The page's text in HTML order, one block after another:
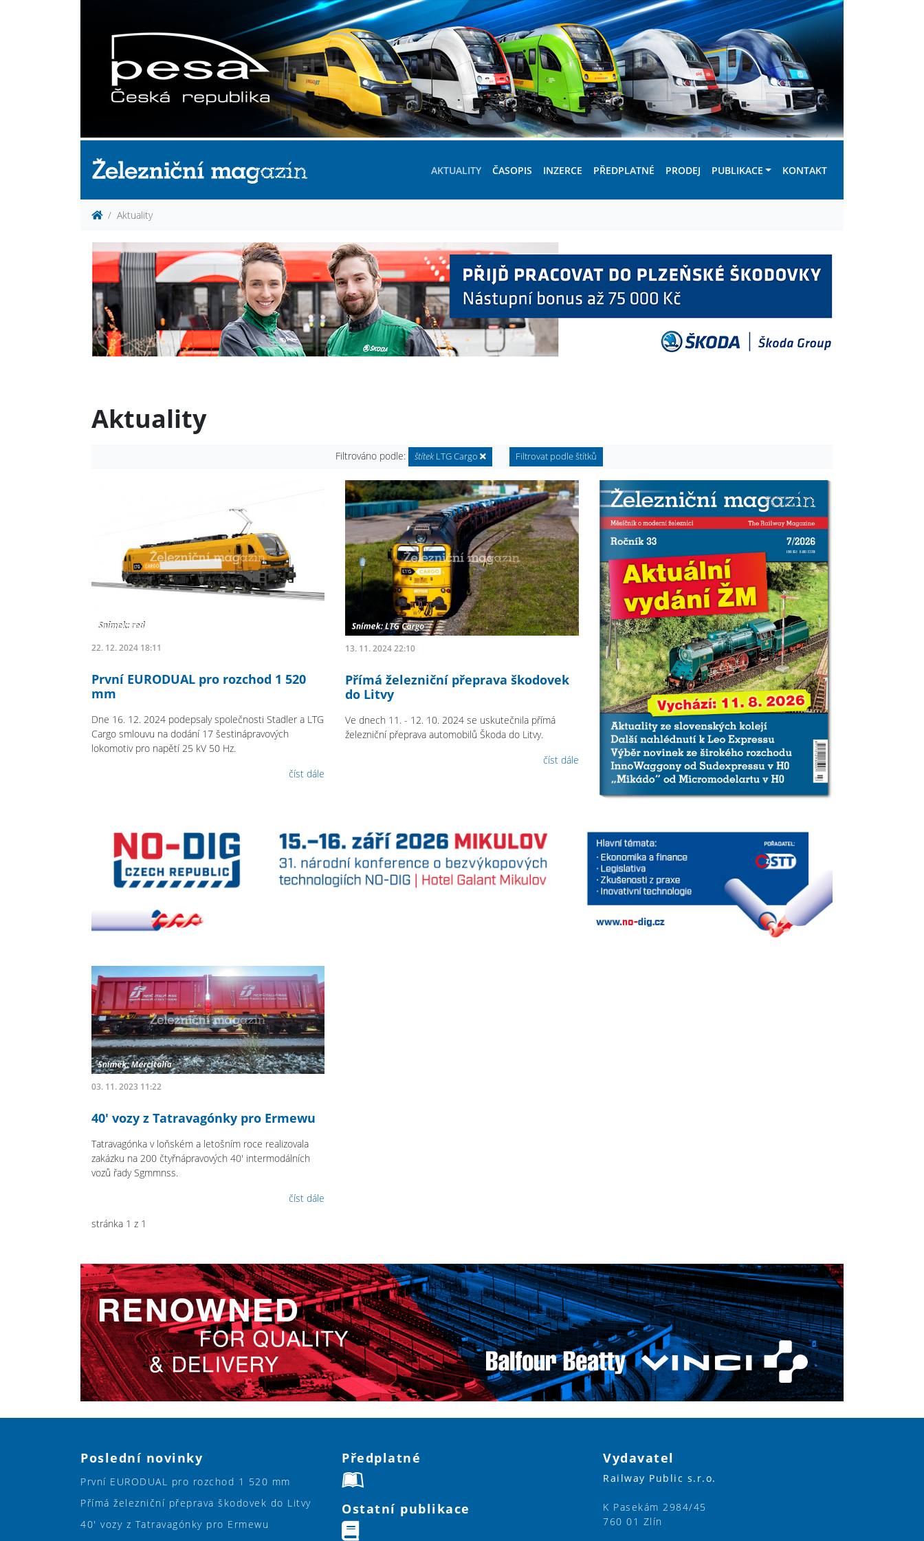
AKTUALITY ČASOPIS INZERCE PŘEDPLATNÉ PRODEJ PUBLIKACE KONTAKT
Aktuality
Aktuality
Filtrováno podle: štítek LTG Cargo Filtrovat podle štítků
22. 12. 2024 18:11
První EURODUAL pro rozchod 1 520
mm
Dne 16. 12. 2024 podepsaly společnosti Stadler a LTG
Cargo smlouvu na dodání 17 šestinápravových
lokomotiv pro napětí 25 kV 50 Hz.
číst dále
13. 11. 2024 22:10
Přímá železniční přeprava škodovek
do Litvy
Ve dnech 11. - 12. 10. 2024 se uskutečnila přímá
železniční přeprava automobilů Škoda do Litvy.
číst dále
03. 11. 2023 11:22
40' vozy z Tatravagónky pro Ermewu
Tatravagónka v loňském a letošním roce realizovala
zakázku na 200 čtyřnápravových 40' intermodálních
vozů řady Sgmmnss.
číst dále
stránka 1 z 1
Poslední novinky
První EURODUAL pro rozchod 1 520 mm
Přímá železniční přeprava škodovek do Litvy
40' vozy z Tatravagónky pro Ermewu
Předplatné
Ostatní publikace
Vydavatel
Railway Public s.r.o.
K Pasekám 2984/45
760 01 Zlín